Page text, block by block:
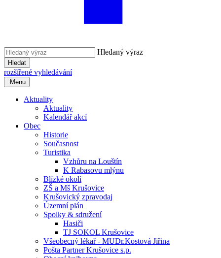
Hledaný výraz
Hledat
rozšířené vyhledávání
Menu
Aktuality
Aktuality
Kalendář akcí
Obec
Historie
Současnost
Turistika
Vzhůru na Louštín
K Rabasovu mlýnu
Blízké okolí
ZŠ a Mš Krušovice
Krušovický zpravodaj
Územní plán
Spolky & sdružení
Hasiči
TJ SOKOL Krušovice
Všeobecný lékař - MUDr.Kostová Jiřina
Pošta Partner Krušovice s.p.